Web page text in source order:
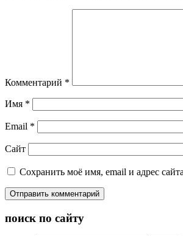
Комментарий *
Имя *
Email *
Сайт
Сохранить моё имя, email и адрес
поиск по сайту